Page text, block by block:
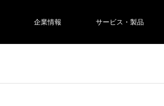
企業情報 サービス・製品